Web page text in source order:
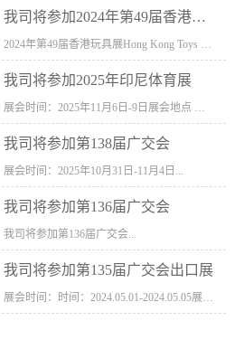
我司将参加2024年第49届香港玩具展Hong Kong Toys & Games Fair 欢迎新···
我司将参加2025年印尼体育展
我司将参加第138届广交会
展会时间：2025年10月31日-11月4日...
我司将参加第136届广交会
我司将参加第136届广交会...
我司将参加第135届广交会出口展
展会时间：时间：2024.05.01-2024.05.05展会地址：中国进出口商品交易会展馆福建康莱宝公司展位号12.1G37-38、H11-12，浙江康莱宝展位号17.1B23-24、C19-20...